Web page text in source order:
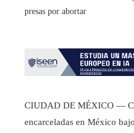
presas por abortar
CIUDAD DE MÉXICO —
encarceladas en México